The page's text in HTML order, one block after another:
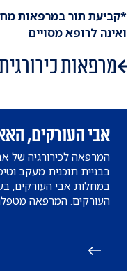
*קביעת תור במרפאות
ואינה לרופא מסויים
מרפאות
אבי העורקים,
​המרפאה לכירורגיה של
בבניית תוכנית מעקב
במחלות אבי העורקים,
העורקים. המרפאה